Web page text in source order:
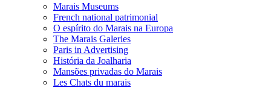
Marais Museums
French national patrimonial
O espírito do Marais na Europa
The Marais Galeries
Paris in Advertising
História da Joalharia
Mansões privadas do Marais
Les Chats du marais